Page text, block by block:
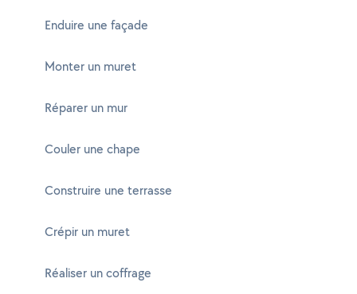
Enduire une façade
Monter un muret
Réparer un mur
Couler une chape
Construire une terrasse
Crépir un muret
Réaliser un coffrage